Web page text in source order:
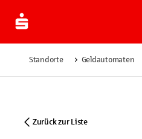
Standorte Geldautomaten
Zurück zur Liste